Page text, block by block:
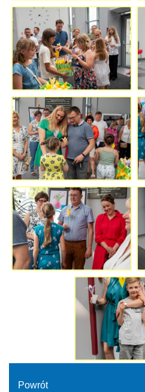
Powrót